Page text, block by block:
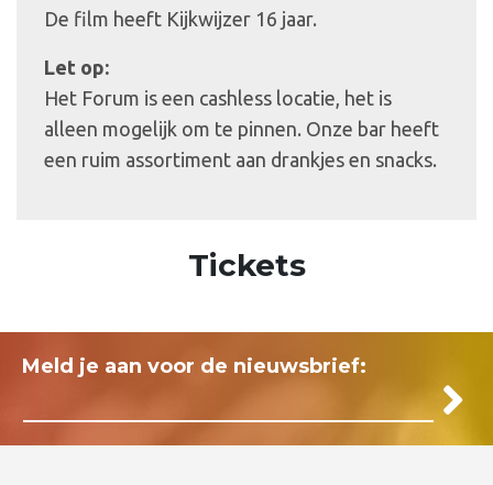
De film heeft Kijkwijzer 16 jaar.
Let op:
Het Forum is een cashless locatie, het is
alleen mogelijk om te pinnen. Onze bar heeft
een ruim assortiment aan drankjes en snacks.
Tickets
Meld je aan voor de nieuwsbrief: